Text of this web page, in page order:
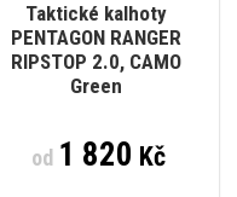
Taktické kalhoty
PENTAGON RANGER
RIPSTOP 2.0, CAMO
Green
od1 820 Kč